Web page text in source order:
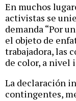
En muchos
activistas se
demanda “Por
el objeto de
trabajadora, las
de color, a nivel
La declaración
contingentes,